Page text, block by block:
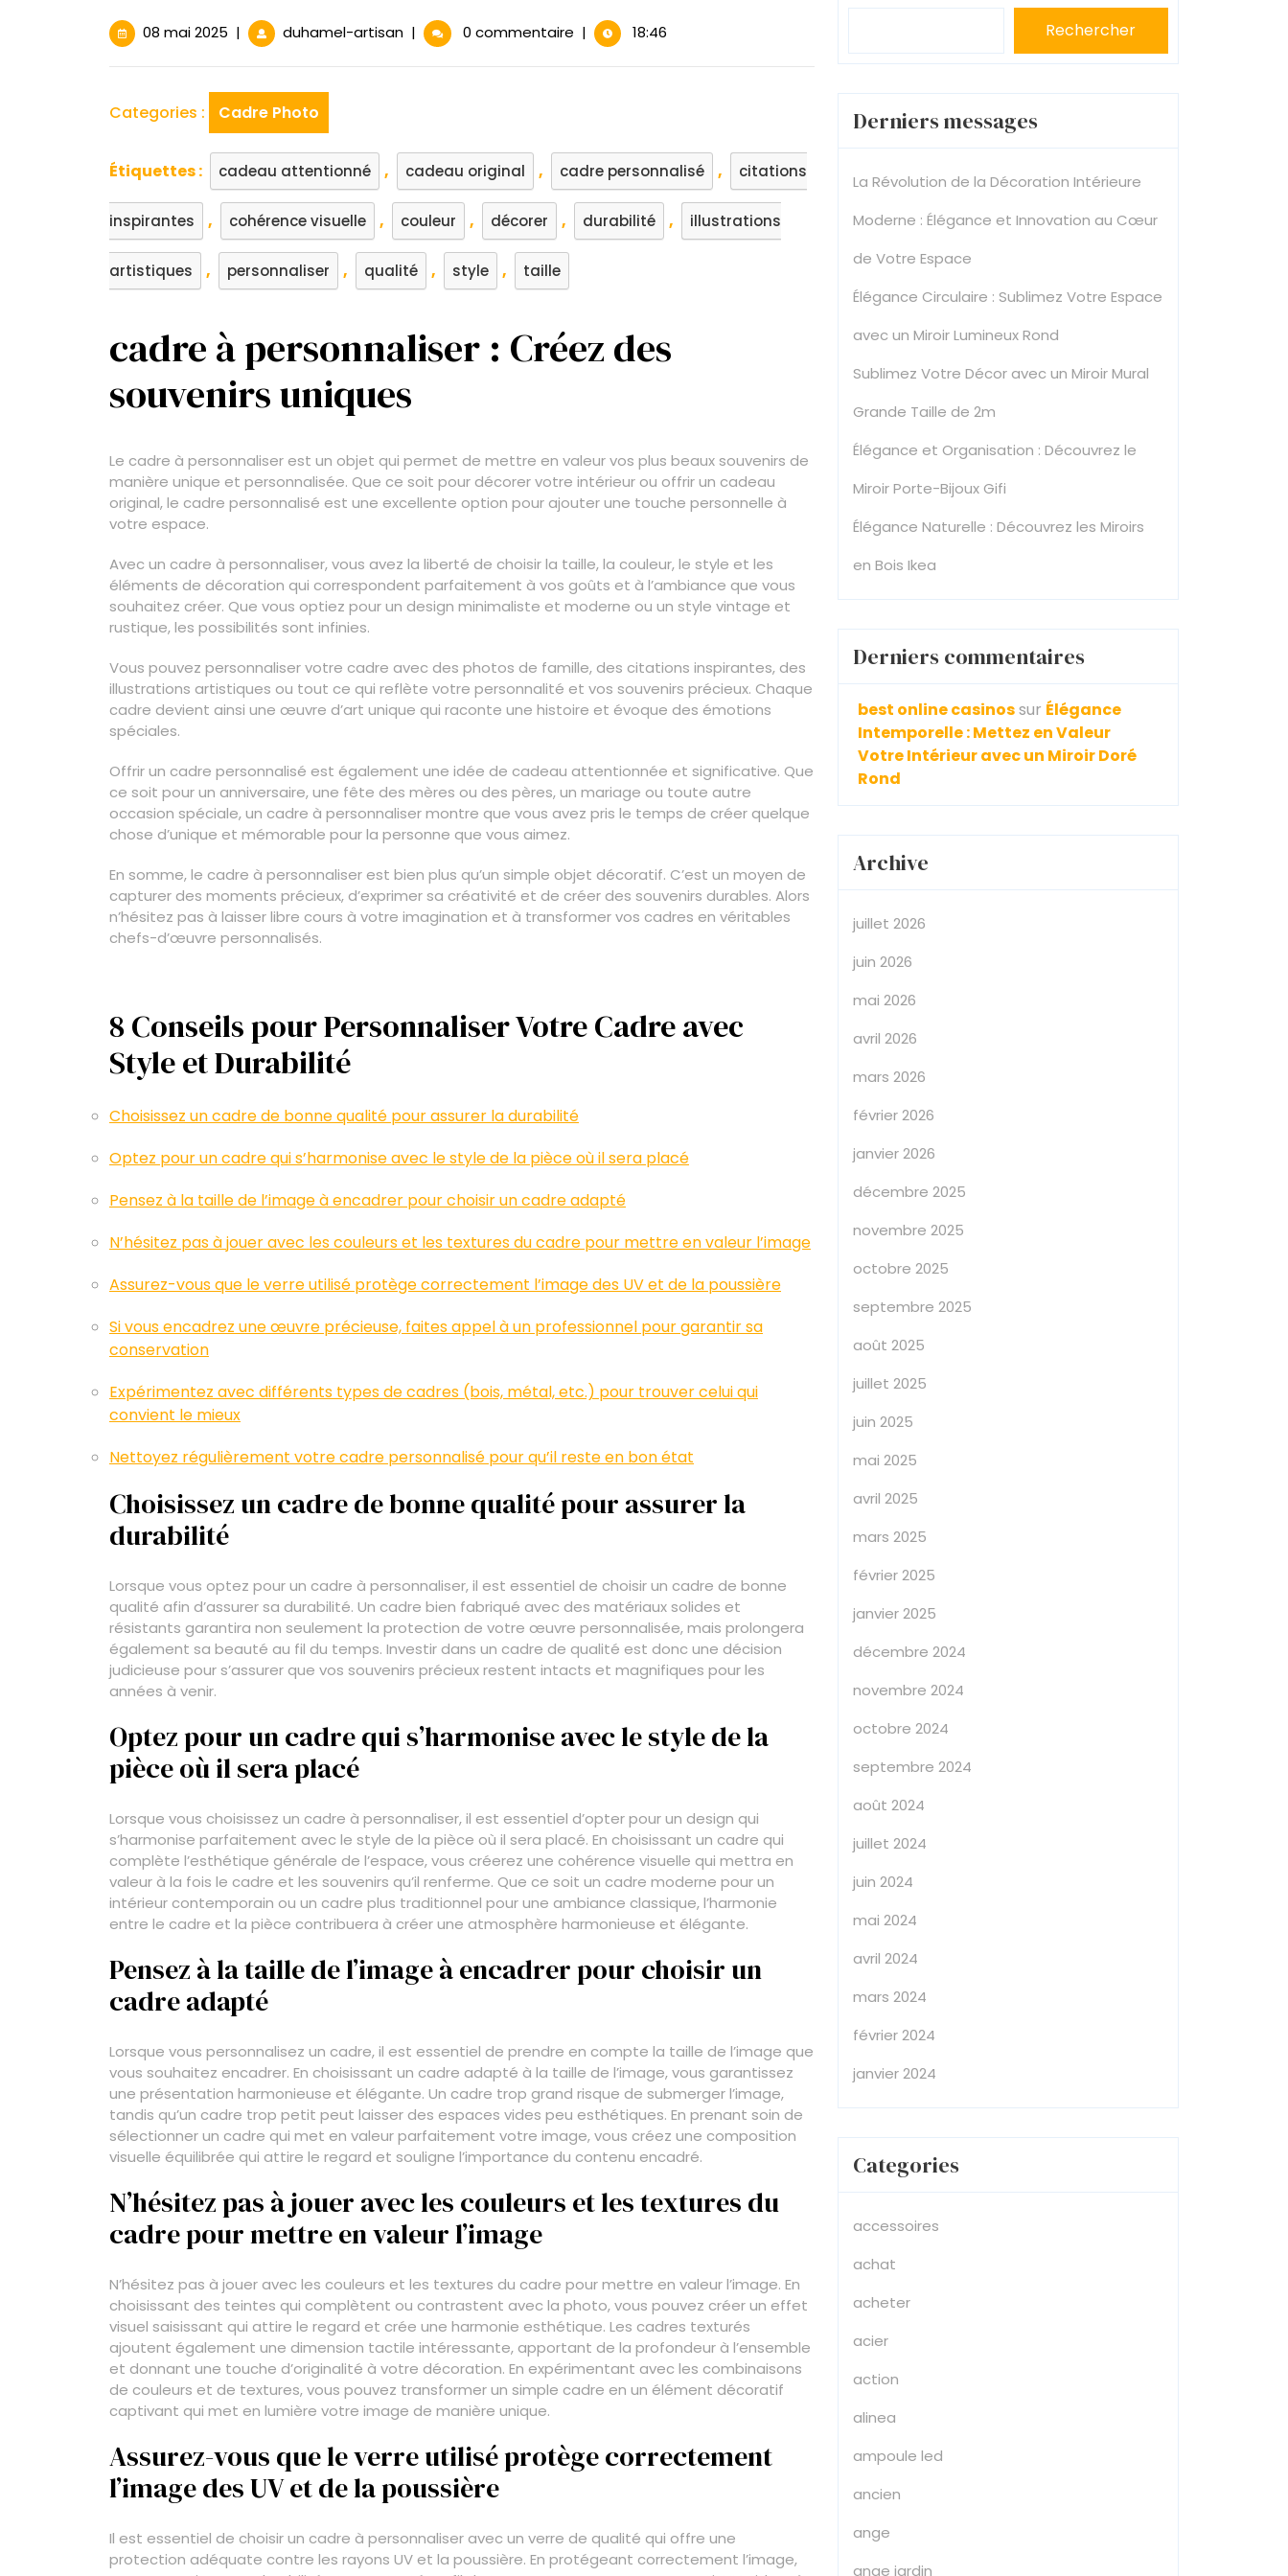
08 mai 2025 08
2025
| duhamel-artisanCréez
souvenirs
cadre
à
personnaliser
| 0 commentaire | 18:46
Categories : Cadre Photo
Étiquettes : cadeau attentionné , cadeau original , cadre personnalisé , citations
inspirantes , cohérence visuelle , couleur , décorer , durabilité , illustrations
artistiques , personnaliser , qualité , style , taille
cadre à personnaliser : Créez des
souvenirs uniques
Le cadre à personnaliser est un objet qui permet de mettre en valeur vos plus beaux souvenirs de
manière unique et personnalisée. Que ce soit pour décorer votre intérieur ou offrir un cadeau
original, le cadre personnalisé est une excellente option pour ajouter une touche personnelle à
votre espace.
Avec un cadre à personnaliser, vous avez la liberté de choisir la taille, la couleur, le style et les
éléments de décoration qui correspondent parfaitement à vos goûts et à l’ambiance que vous
souhaitez créer. Que vous optiez pour un design minimaliste et moderne ou un style vintage et
rustique, les possibilités sont infinies.
Vous pouvez personnaliser votre cadre avec des photos de famille, des citations inspirantes, des
illustrations artistiques ou tout ce qui reflète votre personnalité et vos souvenirs précieux. Chaque
cadre devient ainsi une œuvre d’art unique qui raconte une histoire et évoque des émotions
spéciales.
Offrir un cadre personnalisé est également une idée de cadeau attentionnée et significative. Que
ce soit pour un anniversaire, une fête des mères ou des pères, un mariage ou toute autre
occasion spéciale, un cadre à personnaliser montre que vous avez pris le temps de créer quelque
chose d’unique et mémorable pour la personne que vous aimez.
En somme, le cadre à personnaliser est bien plus qu’un simple objet décoratif. C’est un moyen de
capturer des moments précieux, d’exprimer sa créativité et de créer des souvenirs durables. Alors
n’hésitez pas à laisser libre cours à votre imagination et à transformer vos cadres en véritables
chefs-d’œuvre personnalisés.
8 Conseils pour Personnaliser Votre Cadre avec
Style et Durabilité
Choisissez un cadre de bonne qualité pour assurer la durabilité
Optez pour un cadre qui s’harmonise avec le style de la pièce où il sera placé
Pensez à la taille de l’image à encadrer pour choisir un cadre adapté
N’hésitez pas à jouer avec les couleurs et les textures du cadre pour mettre en valeur l’image
Assurez-vous que le verre utilisé protège correctement l’image des UV et de la poussière
Si vous encadrez une œuvre précieuse, faites appel à un professionnel pour garantir sa
conservation
Expérimentez avec différents types de cadres (bois, métal, etc.) pour trouver celui qui
convient le mieux
Nettoyez régulièrement votre cadre personnalisé pour qu’il reste en bon état
Choisissez un cadre de bonne qualité pour assurer la
durabilité
Lorsque vous optez pour un cadre à personnaliser, il est essentiel de choisir un cadre de bonne
qualité afin d’assurer sa durabilité. Un cadre bien fabriqué avec des matériaux solides et
résistants garantira non seulement la protection de votre œuvre personnalisée, mais prolongera
également sa beauté au fil du temps. Investir dans un cadre de qualité est donc une décision
judicieuse pour s’assurer que vos souvenirs précieux restent intacts et magnifiques pour les
années à venir.
Optez pour un cadre qui s’harmonise avec le style de la
pièce où il sera placé
Lorsque vous choisissez un cadre à personnaliser, il est essentiel d’opter pour un design qui
s’harmonise parfaitement avec le style de la pièce où il sera placé. En choisissant un cadre qui
complète l’esthétique générale de l’espace, vous créerez une cohérence visuelle qui mettra en
valeur à la fois le cadre et les souvenirs qu’il renferme. Que ce soit un cadre moderne pour un
intérieur contemporain ou un cadre plus traditionnel pour une ambiance classique, l’harmonie
entre le cadre et la pièce contribuera à créer une atmosphère harmonieuse et élégante.
Pensez à la taille de l’image à encadrer pour choisir un
cadre adapté
Lorsque vous personnalisez un cadre, il est essentiel de prendre en compte la taille de l’image que
vous souhaitez encadrer. En choisissant un cadre adapté à la taille de l’image, vous garantissez
une présentation harmonieuse et élégante. Un cadre trop grand risque de submerger l’image,
tandis qu’un cadre trop petit peut laisser des espaces vides peu esthétiques. En prenant soin de
sélectionner un cadre qui met en valeur parfaitement votre image, vous créez une composition
visuelle équilibrée qui attire le regard et souligne l’importance du contenu encadré.
N’hésitez pas à jouer avec les couleurs et les textures du
cadre pour mettre en valeur l’image
N’hésitez pas à jouer avec les couleurs et les textures du cadre pour mettre en valeur l’image. En
choisissant des teintes qui complètent ou contrastent avec la photo, vous pouvez créer un effet
visuel saisissant qui attire le regard et crée une harmonie esthétique. Les cadres texturés
ajoutent également une dimension tactile intéressante, apportant de la profondeur à l’ensemble
et donnant une touche d’originalité à votre décoration. En expérimentant avec les combinaisons
de couleurs et de textures, vous pouvez transformer un simple cadre en un élément décoratif
captivant qui met en lumière votre image de manière unique.
Assurez-vous que le verre utilisé protège correctement
l’image des UV et de la poussière
Il est essentiel de choisir un cadre à personnaliser avec un verre de qualité qui offre une
protection adéquate contre les rayons UV et la poussière. En protégeant correctement l’image,
Rechercher
Derniers messages
La Révolution de la Décoration Intérieure
Moderne : Élégance et Innovation au Cœur
de Votre Espace
Élégance Circulaire : Sublimez Votre Espace
avec un Miroir Lumineux Rond
Sublimez Votre Décor avec un Miroir Mural
Grande Taille de 2m
Élégance et Organisation : Découvrez le
Miroir Porte-Bijoux Gifi
Élégance Naturelle : Découvrez les Miroirs
en Bois Ikea
Derniers commentaires
best online casinossur Élégance
Intemporelle : Mettez en Valeur
Votre Intérieur avec un Miroir Doré
Rond
Archive
juillet 2026
juin 2026
mai 2026
avril 2026
mars 2026
février 2026
janvier 2026
décembre 2025
novembre 2025
octobre 2025
septembre 2025
août 2025
juillet 2025
juin 2025
mai 2025
avril 2025
mars 2025
février 2025
janvier 2025
décembre 2024
novembre 2024
octobre 2024
septembre 2024
août 2024
juillet 2024
juin 2024
mai 2024
avril 2024
mars 2024
février 2024
janvier 2024
Categories
accessoires
achat
acheter
acier
action
alinea
ampoule led
ancien
ange
ange jardin